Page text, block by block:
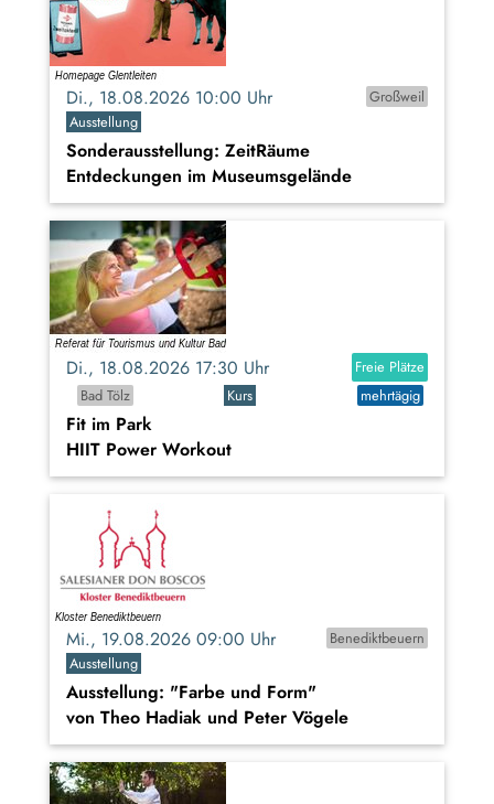
Di., 18.08.2026 10:00 Uhr
Großweil
Ausstellung
Sonderausstellung: ZeitRäume
Entdeckungen im Museumsgelände
Di., 18.08.2026 17:30 Uhr
Freie Plätze
Bad Tölz
Kurs mehrtägig
Fit im Park
HIIT Power Workout
Mi., 19.08.2026 09:00 Uhr
Benediktbeuern
Ausstellung
Ausstellung: "Farbe und Form"
von Theo Hadiak und Peter Vögele